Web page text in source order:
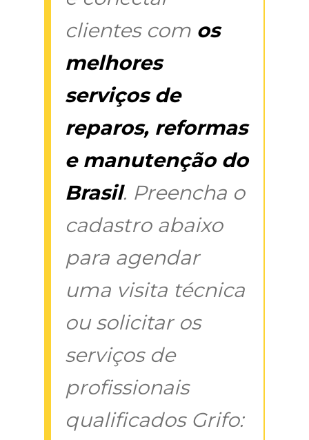
clientes com os
melhores
serviços de
reparos, reformas
e manutenção do
Brasil. Preencha o
cadastro abaixo
para agendar
uma visita técnica
ou solicitar os
serviços de
profissionais
qualificados Grifo: